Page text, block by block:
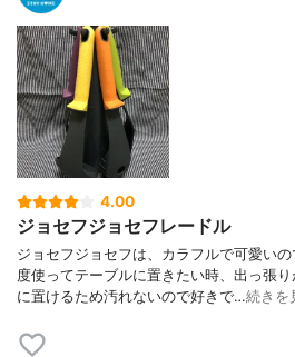
4.00
ジョセフジョセフレードル
ジョセフジョセフは、カラフルで可愛い
度使ってテーブルに置きたい時、出っ張
に置けるため汚れないので好きで…続きを